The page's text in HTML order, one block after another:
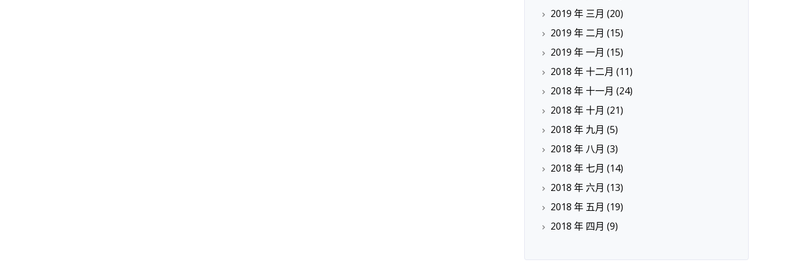
2019 年 三月 (20)
2019 年 二月 (15)
2019 年 一月 (15)
2018 年 十二月 (11)
2018 年 十一月 (24)
2018 年 十月 (21)
2018 年 九月 (5)
2018 年 八月 (3)
2018 年 七月 (14)
2018 年 六月 (13)
2018 年 五月 (19)
2018 年 四月 (9)